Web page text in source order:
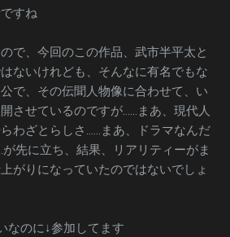
すね
で、今回のこの作品、武市半平太と
ないけれども、そんなに有名でもな
で、その伝聞人物像に合わせて、い
させているのですが……まあ、現代人
わざとらしさ……まあ、ドラマなんだ
先に立ち、結果、リアリティーがま
がりになっていたのではないでしょ
なのに↓参加してます